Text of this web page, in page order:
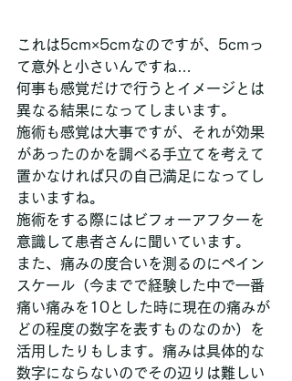
これは5cm×5cmなのですが、5cmっ
て意外と小さいんですね…
何事も感覚だけで行うとイメージとは
異なる結果になってしまいます。
施術も感覚は大事ですが、それが効果
があったのかを調べる手立てを考えて
置かなければ只の自己満足になってし
まいますね。
施術をする際にはビフォーアフターを
意識して患者さんに聞いています。
また、痛みの度合いを測るのにペイン
スケール（今までで経験した中で一番
痛い痛みを10とした時に現在の痛みが
どの程度の数字を表すものなのか）を
活用したりもします。痛みは具体的な
数字にならないのでその辺りは難しい